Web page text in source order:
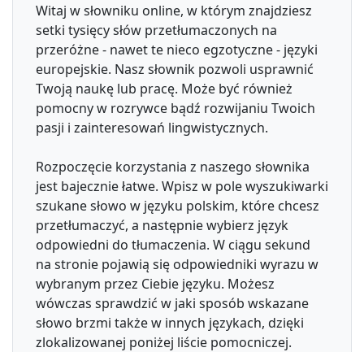
Witaj w słowniku online, w którym znajdziesz
setki tysięcy słów przetłumaczonych na
przeróżne - nawet te nieco egzotyczne - języki
europejskie. Nasz słownik pozwoli usprawnić
Twoją naukę lub pracę. Może być również
pomocny w rozrywce bądź rozwijaniu Twoich
pasji i zainteresowań lingwistycznych.
Rozpoczęcie korzystania z naszego słownika
jest bajecznie łatwe. Wpisz w pole wyszukiwarki
szukane słowo w języku polskim, które chcesz
przetłumaczyć, a następnie wybierz język
odpowiedni do tłumaczenia. W ciągu sekund
na stronie pojawią się odpowiedniki wyrazu w
wybranym przez Ciebie języku. Możesz
wówczas sprawdzić w jaki sposób wskazane
słowo brzmi także w innych językach, dzięki
zlokalizowanej poniżej liście pomocniczej.